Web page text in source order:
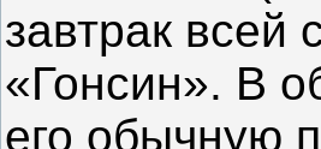
завтрак всей
«Гонсин». В
его обычную